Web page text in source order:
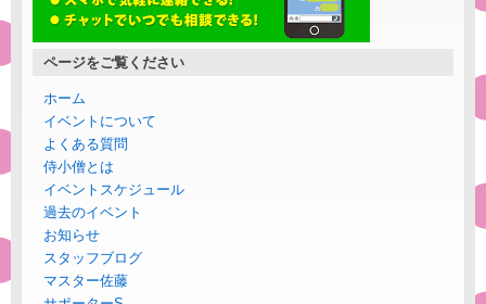
ページをご覧ください
ホーム
イベントについて
よくある質問
侍小僧とは
イベントスケジュール
過去のイベント
お知らせ
スタッフブログ
マスター佐藤